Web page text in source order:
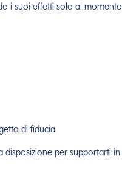
i suoi effetti solo al momento
di fiducia
disposizione per supportarti in